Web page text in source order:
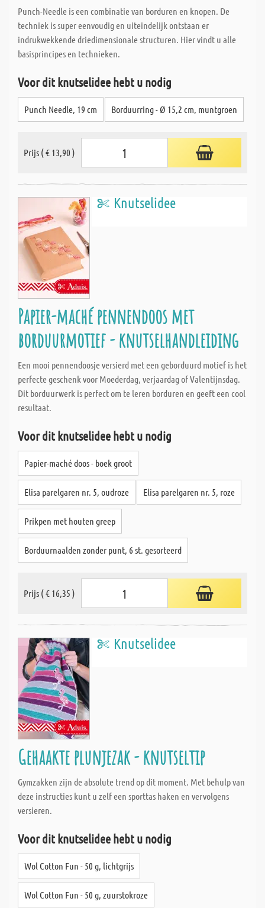
Punch-Needle is een combinatie van borduren en knopen. De
techniek is super eenvoudig en uiteindelijk ontstaan er
indrukwekkende driedimensionale structuren. Hier vindt u alle
basisprincipes en technieken.
Voor dit knutselidee hebt u nodig
Punch Needle, 19 cm Borduurring - Ø 15,2 cm, muntgroen
Prijs ( € 13,90 )
Knutselidee
Papier-maché pennendoos met
borduurmotief - knutselhandleiding
Een mooi pennendoosje versierd met een geborduurd motief is het
perfecte geschenk voor Moederdag, verjaardag of Valentijnsdag.
Dit borduurwerk is perfect om te leren borduren en geeft een cool
resultaat.
Voor dit knutselidee hebt u nodig
Papier-maché doos - boek groot
Elisa parelgaren nr. 5, oudroze Elisa parelgaren nr. 5, roze
Prikpen met houten greep
Borduurnaalden zonder punt, 6 st. gesorteerd
Prijs ( € 16,35 )
Knutselidee
Gehaakte plunjezak - knutseltip
Gymzakken zijn de absolute trend op dit moment. Met behulp van
deze instructies kunt u zelf een sporttas haken en vervolgens
versieren.
Voor dit knutselidee hebt u nodig
Wol Cotton Fun - 50 g, lichtgrijs
Wol Cotton Fun - 50 g, zuurstokroze